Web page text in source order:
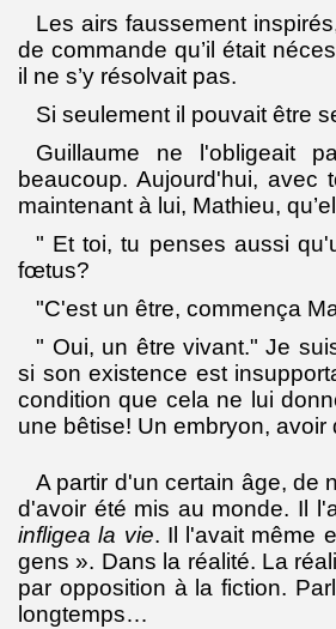
Les airs faussement
de commande qu’il était
il ne s’y résolvait pas.
Si seulement il pouvait être
Guillaume ne l'obligeait
beaucoup. Aujourd'hui, avec
maintenant à lui, Mathieu,
" Et toi, tu penses aussi
fœtus?
"C'est un être, commença
" Oui, un être vivant." Je
si son existence est
condition que cela ne lui
une bêtise! Un embryon, avoir
A partir d'un certain âge, de
d'avoir été mis au monde. Il
infligea la vie. Il l'avait même
gens ». Dans la réalité. La
par opposition à la fiction.
longtemps…